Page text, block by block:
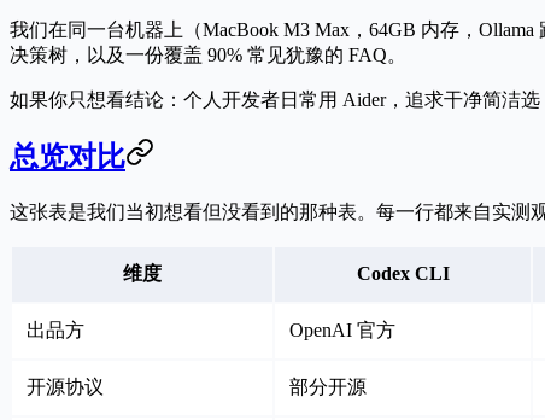
我们在同一台机器上（MacBook M3 Max，64GB 内存，
决策树，以及一份覆盖 90% 常见犹豫的 FAQ。
如果你只想看结论： 个人开发者日常用 Aider，追求干净简洁选
总览对比
这张表是我们当初想看但没看到的那种表。每一行都来自实测
维度 Codex CLI
出品方 OpenAI 官方
开源协议 部分开源